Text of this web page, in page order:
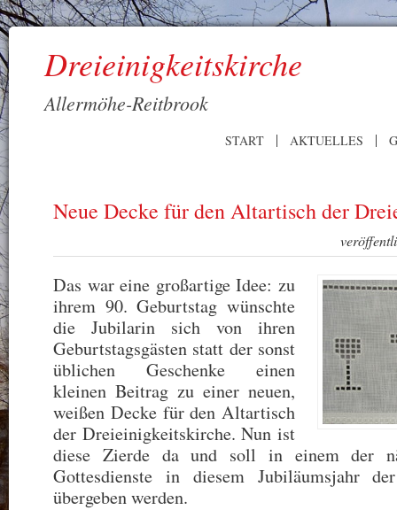
Dreieinigkeitskirche
Allermöhe-Reitbrook
START AKTUELLES
Neue Decke für den Altartisch der
Das war eine großartige Idee: zu
ihrem 90. Geburtstag wünschte
die Jubilarin sich von ihren
Geburtstagsgästen statt der sonst
üblichen Geschenke einen
kleinen Beitrag zu einer neuen,
weißen Decke für den Altartisch
der Dreieinigkeitskirche. Nun ist
diese Zierde da und soll in einem der
Gottesdienste in diesem Jubiläumsjahr
übergeben werden.